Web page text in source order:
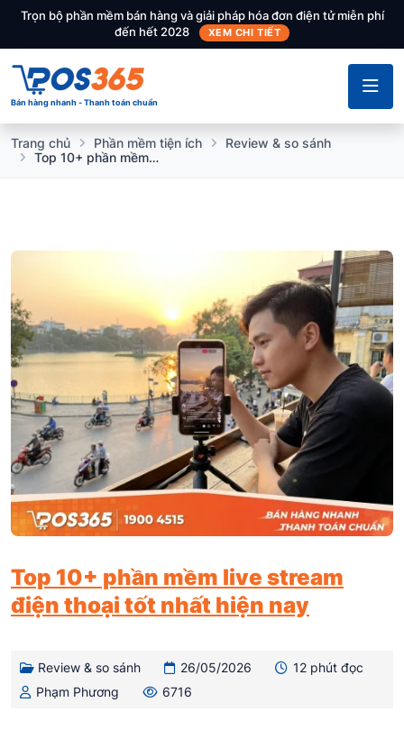
Trọn bộ phần mềm bán hàng và giải pháp hóa đơn điện tử miễn phí
đến hết 2028
XEM CHI TIẾT
Bán hàng nhanh - Thanh toán chuẩn
Trang chủ Phần mềm tiện ích
Review & so sánh
Top 10+ phần mềm live stream điện thoại tốt nhất hiện nay
Top 10+ phần mềm live stream
điện thoại tốt nhất hiện nay
Review & so sánh 26/05/2026
12 phút đọc
Phạm Phương
6716